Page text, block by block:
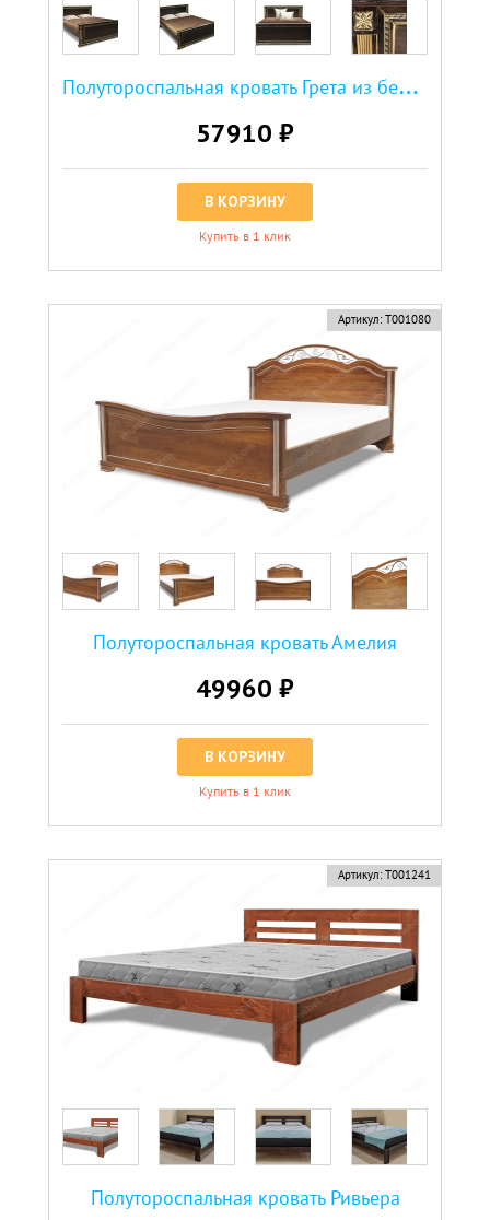
П
олутороспальная кровать Грета из березы
57910 ₽
В КОРЗИНУ
Купить в 1 клик
Артикул: Т001080
Полутороспальная кровать Амелия
49960 ₽
В КОРЗИНУ
Купить в 1 клик
Артикул: Т001241
Полутороспальная кровать Ривьера